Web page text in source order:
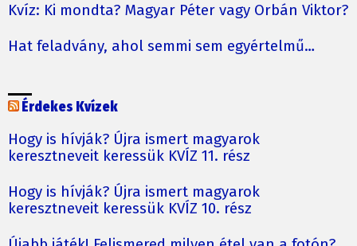
Kvíz: Ki mondta? Magyar Péter vagy Orbán Viktor?
Hat feladvány, ahol semmi sem egyértelmű…
Érdekes Kvízek
Hogy is hívják? Újra ismert magyarok
keresztneveit keressük KVÍZ 11. rész
Hogy is hívják? Újra ismert magyarok
keresztneveit keressük KVÍZ 10. rész